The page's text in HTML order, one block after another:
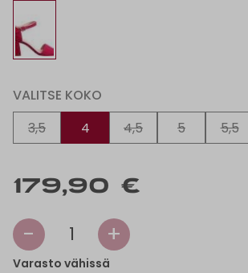
VALITSE KOKO
3,5
4 4,5 5 5,5
179,90 €
- 1 +
Varasto vähissä